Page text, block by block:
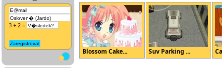
3 + 2 =
Blossom Cake... Suv Parking ...